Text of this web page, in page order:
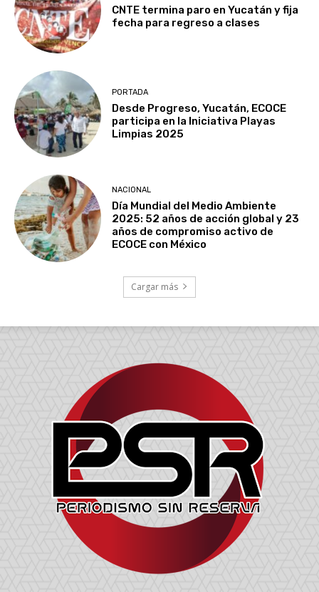
CNTE termina paro en Yucatán y fija
fecha para regreso a clases
PORTADA
Desde Progreso, Yucatán, ECOCE
participa en la Iniciativa Playas
Limpias 2025
NACIONAL
Día Mundial del Medio Ambiente
2025: 52 años de acción global y 23
años de compromiso activo de
ECOCE con México
Cargar más